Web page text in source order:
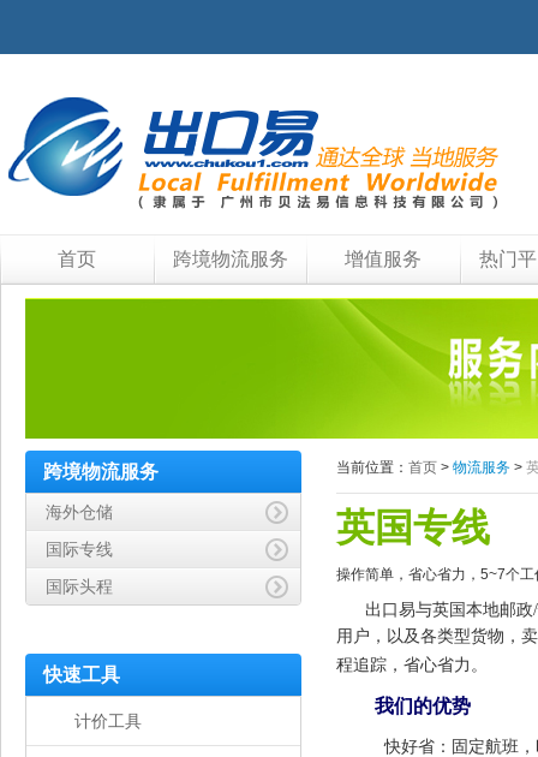
首页 跨境物流服务 增值服务 热门
跨境物流服务
海外仓储
国际专线
国际头程
快速工具
计价工具
当前位置： 首页 > 物流服务 >
英国专线
操作简单，省心省力，5~7个工
出口易与英国本地邮
用户，以及各类型货物，
程追踪，省心省力。
我们的优势
快好省：固定航班